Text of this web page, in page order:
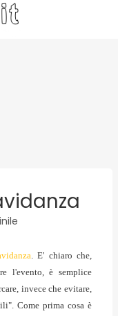
. E' chiaro che,
l'evento, è semplice
invece che evitare,
Come prima cosa è